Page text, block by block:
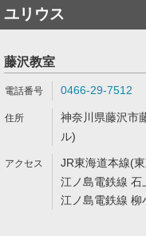
ユリウス
藤沢教室
0466-29-7512
神奈川県藤沢市
ル)
JR東海道本線(
江ノ島電鉄線 石
江ノ島電鉄線 柳